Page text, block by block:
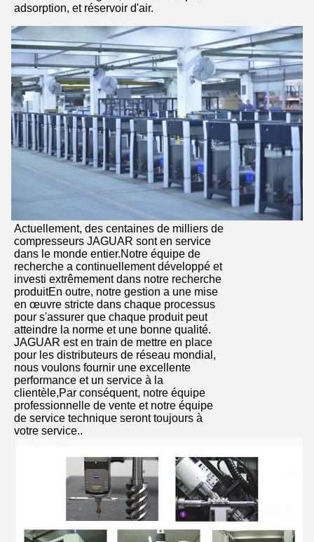
adsorption, et réservoir d'air.
Actuellement, des centaines de milliers de
compresseurs JAGUAR sont en service
dans le monde entier.Notre équipe de
recherche a continuellement développé et
investi extrêmement dans notre recherche
produitEn outre, notre gestion a une mise
en œuvre stricte dans chaque processus
pour s'assurer que chaque produit peut
atteindre la norme et une bonne qualité.
JAGUAR est en train de mettre en place
pour les distributeurs de réseau mondial,
nous voulons fournir une excellente
performance et un service à la
clientèle,Par conséquent, notre équipe
professionnelle de vente et notre équipe
de service technique seront toujours à
votre service..